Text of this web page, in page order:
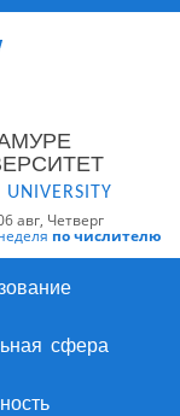
авг, Четверг
по числителю
сфера